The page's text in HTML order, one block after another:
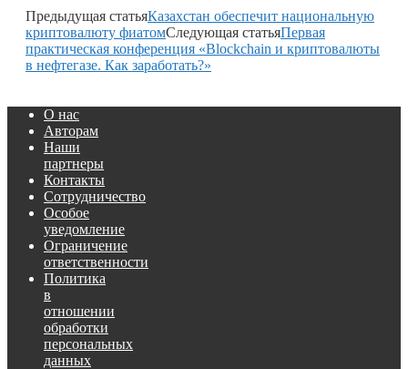
Предыдущая статьяКазахстан обеспечит национальную
криптовалюту фиатомСледующая статьяПервая
практическая конференция «Blockchain и криптовалюты
в нефтегазе. Как заработать?»
О нас
Авторам
Наши
партнеры
Контакты
Сотрудничество
Особое
уведомление
Ограничение
ответственности
Политика
в
отношении
обработки
персональных
данных